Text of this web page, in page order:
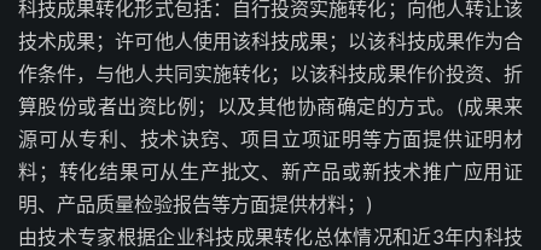
科技成果转化形式包括：自行投资实施转化；向他人转让该
技术成果；许可他人使用该科技成果；以该科技成果作为合
作条件，与他人共同实施转化；以该科技成果作价投资、折
算股份或者出资比例；以及其他协商确定的方式。(成果来
源可从专利、技术诀窍、项目立项证明等方面提供证明材
料；转化结果可从生产批文、新产品或新技术推广应用证
明、产品质量检验报告等方面提供材料；)
由技术专家根据企业科技成果转化总体情况和近3年内科技